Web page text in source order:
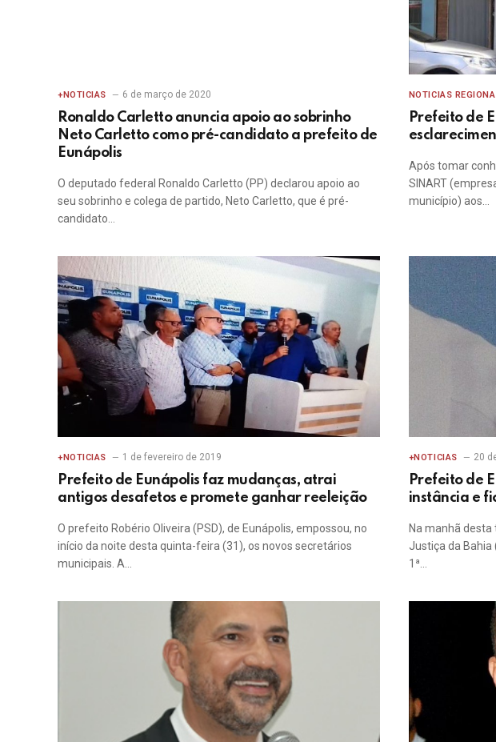
+NOTICIAS 6 de março de 2020
Ronaldo Carletto anuncia apoio ao sobrinho
Neto Carletto como pré-candidato a prefeito de
Eunápolis
O deputado federal Ronaldo Carletto (PP) declarou apoio ao
seu sobrinho e colega de partido, Neto Carletto, que é pré-
candidato…
NOTICIAS
Prefeito de
Após tomar
SINART
município) aos…
+NOTICIAS 1 de fevereiro de 2019
Prefeito de Eunápolis faz mudanças, atrai
antigos desafetos e promete ganhar reeleição
O prefeito Robério Oliveira (PSD), de Eunápolis, empossou, no
início da noite desta quinta-feira (31), os novos secretários
municipais. A…
+NOTICIAS 20
Prefeito de
instância e
Na manhã
Justiça da
1ª…